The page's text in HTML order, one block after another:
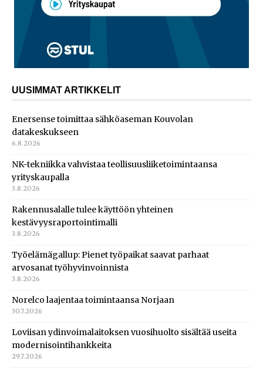
UUSIMMAT ARTIKKELIT
Enersense toimittaa sähköaseman Kouvolan
datakeskukseen
6.8.2026
NK-tekniikka vahvistaa teollisuusliiketoimintaansa
yrityskaupalla
3.8.2026
Rakennusalalle tulee käyttöön yhteinen
kestävyysraportointimalli
3.8.2026
Työelämägallup: Pienet työpaikat saavat parhaat
arvosanat työhyvinvoinnista
3.8.2026
Norelco laajentaa toimintaansa Norjaan
30.7.2026
Loviisan ydinvoimalaitoksen vuosihuolto sisältää useita
modernisointihankkeita
29.7.2026